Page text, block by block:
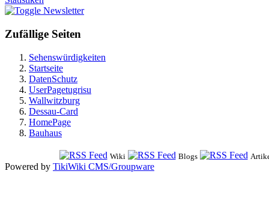
Newsletter
Zufällige Seiten
Sehenswürdigkeiten
Startseite
DatenSchutz
UserPagetugrisu
Wallwitzburg
Dessau-Card
HomePage
Bauhaus
Wiki Blogs
Powered by TikiWiki CMS/Groupware